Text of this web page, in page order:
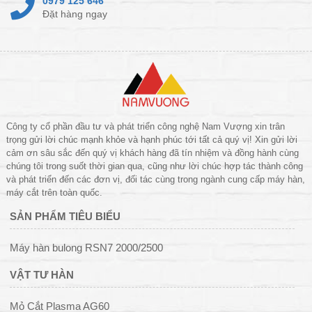
Đặt hàng ngay
Công ty cổ phần đầu tư và phát triển công nghệ Nam Vượng xin trân
trọng gửi lời chúc mạnh khỏe và hạnh phúc tới tất cả quý vị! Xin gửi lời
cảm ơn sâu sắc đến quý vị khách hàng đã tín nhiệm và đồng hành cùng
chúng tôi trong suốt thời gian qua, cũng như lời chúc hợp tác thành công
và phát triển đến các đơn vị, đối tác cùng trong ngành cung cấp máy hàn,
máy cắt trên toàn quốc.
SẢN PHẨM TIÊU BIỂU
Máy hàn bulong RSN7 2000/2500
VẬT TƯ HÀN
Mỏ Cắt Plasma AG60